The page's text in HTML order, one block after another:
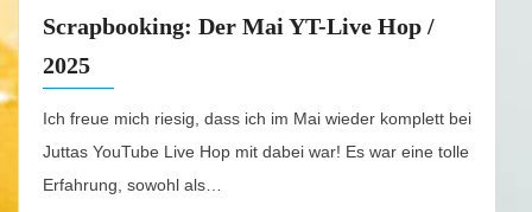
Scrapbooking: Der Mai YT-Live Hop /
2025
Ich freue mich riesig, dass ich im Mai wieder komplett bei
Juttas YouTube Live Hop mit dabei war! Es war eine tolle
Erfahrung, sowohl als…